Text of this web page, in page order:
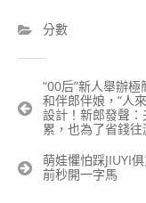
分數
章
“00后”新人舉辦
和伴郎伴娘，“人
設計！新郎發聲
累，也為了省錢往
萌娃懼怕踩JIUYI
前秒開一字馬